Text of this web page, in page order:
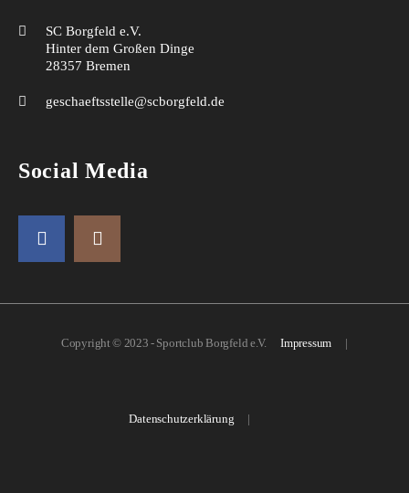
SC Borgfeld e.V.
Hinter dem Großen Dinge
28357 Bremen
geschaeftsstelle@scborgfeld.de
Social Media
Copyright © 2023 - Sportclub Borgfeld e.V. Impressum |
Datenschutzerklärung |